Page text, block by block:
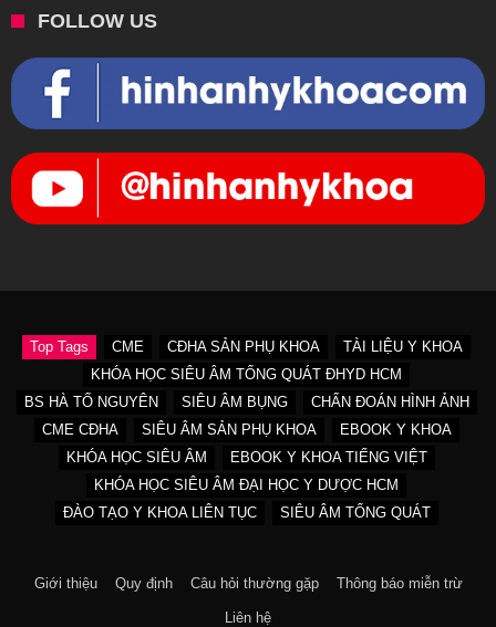
FOLLOW US
Top Tags CME CĐHA SẢN PHỤ KHOA
TÀI LIỆU Y KHOA
KHÓA HỌC SIÊU ÂM TỔNG QUÁT ĐHYD HCM
BS HÀ TỐ NGUYÊN
SIÊU ÂM BỤNG
CHẨN ĐOÁN HÌNH ẢNH
CME CĐHA
SIÊU ÂM SẢN PHỤ KHOA
EBOOK Y KHOA
KHÓA HỌC SIÊU ÂM
EBOOK Y KHOA TIẾNG VIỆT
KHÓA HỌC SIÊU ÂM ĐẠI HỌC Y DƯỢC HCM
ĐÀO TẠO Y KHOA LIÊN TỤC
SIÊU ÂM TỔNG QUÁT
Giới thiệu Quy định Câu hỏi thường gặp Thông báo miễn trừ
Liên hệ